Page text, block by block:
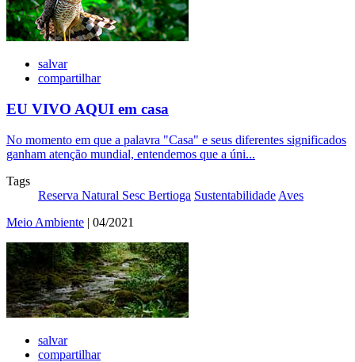
salvar
compartilhar
EU VIVO AQUI em casa
No momento em que a palavra "Casa" e seus diferentes significados
ganham atenção mundial, entendemos que a úni...
Tags
Reserva Natural Sesc Bertioga Sustentabilidade Aves
Meio Ambiente | 04/2021
salvar
compartilhar